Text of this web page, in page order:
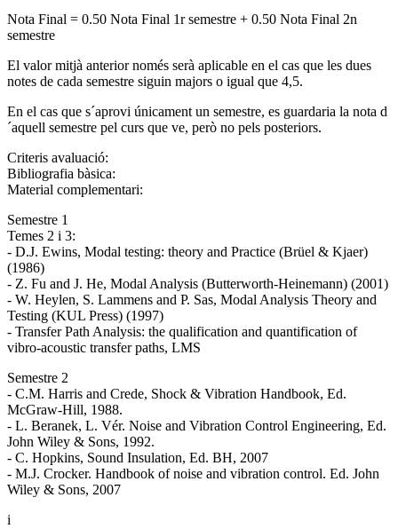
Nota Final = 0.50 Nota Final 1r semestre + 0.50 Nota Final 2n
semestre
El valor mitjà anterior només serà aplicable en el cas que les dues
notes de cada semestre siguin majors o igual que 4,5.
En el cas que s´aprovi únicament un semestre, es guardaria la nota d
´aquell semestre pel curs que ve, però no pels posteriors.
Criteris avaluació:
Bibliografia bàsica:
Material complementari:
Semestre 1
Temes 2 i 3:
- D.J. Ewins, Modal testing: theory and Practice (Brüel & Kjaer)
(1986)
- Z. Fu and J. He, Modal Analysis (Butterworth-Heinemann) (2001)
- W. Heylen, S. Lammens and P. Sas, Modal Analysis Theory and
Testing (KUL Press) (1997)
- Transfer Path Analysis: the qualification and quantification of
vibro-acoustic transfer paths, LMS
Semestre 2
- C.M. Harris and Crede, Shock & Vibration Handbook, Ed.
McGraw-Hill, 1988.
- L. Beranek, L. Vér. Noise and Vibration Control Engineering, Ed.
John Wiley & Sons, 1992.
- C. Hopkins, Sound Insulation, Ed. BH, 2007
- M.J. Crocker. Handbook of noise and vibration control. Ed. John
Wiley & Sons, 2007
i